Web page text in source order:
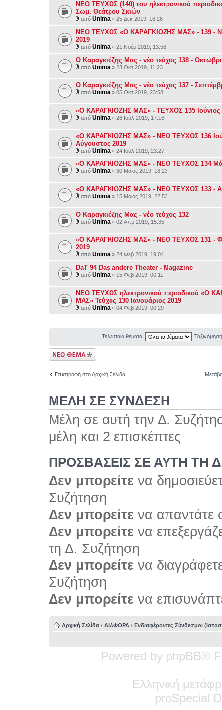
NEO ΤΕΥΧΟΣ (140) του ηλεκτρονικού
Σωμ. Θεάτρου Σκιών
από Unima » 25 Δεκ 2019, 16:26
NEO ΤΕΥΧΟΣ «Ο ΚΑΡΑΓΚΙΟΖΗΣ ΜΑΣ» - 139 -
2019
από Unima » 21 Νοέμ 2019, 13:58
Ο Καραγκιόζης Μας - νέο τεύχος 138 -
από Unima » 23 Οκτ 2019, 11:23
Ο Καραγκιόζης Μας - νέο τεύχος 137 -
από Unima » 05 Οκτ 2019, 23:58
«Ο ΚΑΡΑΓΚΙΟΖΗΣ ΜΑΣ» - ΤΕΥΧΟΣ 135 Ιούνιος
από Unima » 28 Ιούλ 2019, 17:16
«Ο ΚΑΡΑΓΚΙΟΖΗΣ ΜΑΣ» - NEO ΤΕΥΧΟΣ 136
Αύγουστος 2019
από Unima » 24 Ιούλ 2019, 23:27
«Ο ΚΑΡΑΓΚΙΟΖΗΣ ΜΑΣ» - NEO ΤΕΥΧΟΣ 134
από Unima » 30 Μάιος 2019, 18:23
«Ο ΚΑΡΑΓΚΙΟΖΗΣ ΜΑΣ» - NEO ΤΕΥΧΟΣ 133 -
από Unima » 15 Μάιος 2019, 22:53
Ο Καραγκιόζης Μας - νέο τεύχος 132
από Unima » 02 Απρ 2019, 15:35
«Ο ΚΑΡΑΓΚΙΟΖΗΣ ΜΑΣ» - NEO ΤΕΥΧΟΣ 131 -
2019
από Unima » 24 Φεβ 2019, 19:04
DaT 94 Das andere Theater - Magazine
από Unima » 15 Φεβ 2019, 00:11
NEO ΤΕΥΧΟΣ ηλεκτρονικού περιοδικού «Ο
ΜΑΣ» Τεύχος 130 Ιανουάριος 2019
από Unima » 04 Φεβ 2019, 00:29
Τελευταία θέματα:
Δημιουργία νέου
θέματος
Επιστροφή στο Αρχική Σελίδα
ΜΕΛΗ ΣΕ ΣΥΝΔΕΣΗ
Μέλη σε αυτή την Δ.
μέλη και 2 επισκέπτες
ΠΡΟΣΒΆΣΕΙΣ ΣΕ ΑΥΤΉ ΤΗ
Δεν μπορείτε να
Συζήτηση
Δεν μπορείτε να απαντάτε
Δεν μπορείτε να
τη Δ. Συζήτηση
Δεν μπορείτε να
Συζήτηση
Δεν μπορείτε να
Αρχική Σελίδα ‹ ΔΙΑΦΟΡΑ ‹ Ενδιαφέροντες Σύνδεσμοι
Powered by phpBB®
Ελληνική
proSpecial